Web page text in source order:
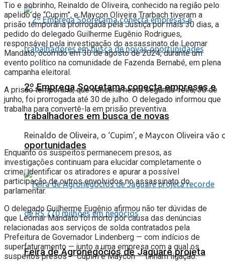
2º Emprega Sooretama conecta empresas e
trabalhadores em busca de novas
oportunidades
Feira de Agronegócios de Jaguaré projeta
Tio e sobrinho, Reinaldo de Oliveira, conhecido na região pelo
apelido de “Cupim”, e Maycon Oliveira Trarbach tiveram a
prisão temporária prorrogada pela Justiça por mais 30 dias, a
pedido do delegado Guilherme Eugênio Rodrigues,
responsável pela investigação do assassinato de Leomar
Mandato, ocorrido em 30 de agosto de 2024, durante um
evento político na comunidade de Fazenda Bernabé, em plena
campanha eleitoral.
A prisão temporária, que venceria nesta segunda-feira, 30 de
junho, foi prorrogada até 30 de julho. O delegado informou que
trabalha para convertê-la em prisão preventiva.
Reinaldo de Oliveira, o ‘Cupim’, e Maycon Oliveira
Enquanto os suspeitos permanecem presos, as
investigações continuam para elucidar completamente o
crime, identificar os atiradores e apurar a possível
participação de outros envolvidos no assassinato do
parlamentar.
O delegado Guilherme Eugênio afirmou não ter dúvidas de
que Leomar Mandato foi morto por causa das denúncias
relacionadas aos serviços de solda contratados pela
Prefeitura de Governador Lindenberg — com indícios de
superfaturamento — junto a uma empresa com a qual os
suspeitos presos — Cupim e Maycon — tinham ligação.